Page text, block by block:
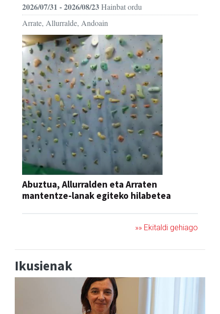
2026/07/31 - 2026/08/23Hainbat ordu
Arrate, Allurralde, Andoain
Abuztua, Allurralden eta Arraten
mantentze-lanak egiteko hilabetea
»» Ekitaldi gehiago
Ikusienak